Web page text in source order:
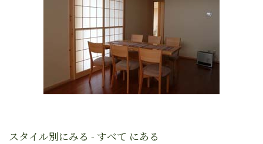
スタイル別にみる - すべて にある